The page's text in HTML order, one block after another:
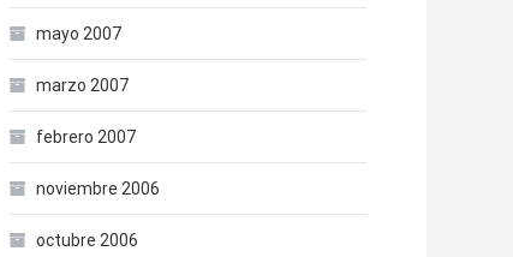
mayo 2007
marzo 2007
febrero 2007
noviembre 2006
octubre 2006